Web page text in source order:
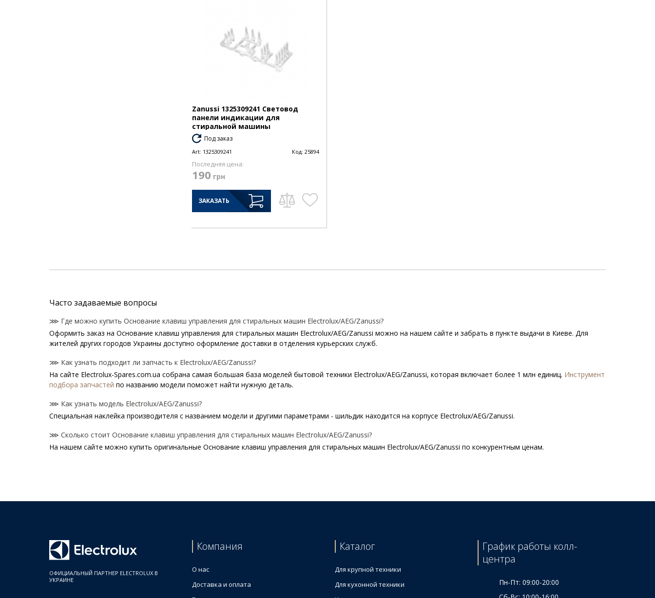
Zanussi 1325309241 Световод
панели индикации для
стиральной машины
Под заказ
Art: 1325309241 Код: 25894
Последняя цена:
190 грн
ЗАКАЗАТЬ
Часто задаваемые вопросы
⋙ Где можно купить Основание клавиш управления для стиральных машин Electrolux/AEG/Zanussi?
Оформить заказ на Основание клавиш управления для стиральных машин Electrolux/AEG/Zanussi можно на нашем сайте и забрать в пункте выдачи в Киеве. Для
жителей других городов Украины доступно оформление доставки в отделения курьерских служб.
⋙ Как узнать подходит ли запчасть к Electrolux/AEG/Zanussi?
На сайте Electrolux-Spares.com.ua собрана самая большая база моделей бытовой техники Electrolux/AEG/Zanussi, которая включает более 1 млн единиц. Инструмент
подбора запчастей по названию модели поможет найти нужную деталь.
⋙ Как узнать модель Electrolux/AEG/Zanussi?
Специальная наклейка производителя с названием модели и другими параметрами - шильдик находится на корпусе Electrolux/AEG/Zanussi.
⋙ Сколько стоит Основание клавиш управления для стиральных машин Electrolux/AEG/Zanussi?
На нашем сайте можно купить оригинальные Основание клавиш управления для стиральных машин Electrolux/AEG/Zanussi по конкурентным ценам.
AEG 1082193010 Декоративные клавиши управления для вертикальной стиральной машины
1520 ₴
AEG 1085464004 Держатель клавиш управления для вертикальной стиральной машины
Zanussi 1325306023 Основание клавиш управления для стиральной машины
765 ₴
ОФИЦИАЛЬНЫЙ ПАРТНЕР ELECTROLUX В
УКРАИНЕ
Компания
О нас
Доставка и оплата
Каталог
Для крупной техники
Для кухонной техники
График работы колл-
центра
Пн-Пт: 09:00-20:00